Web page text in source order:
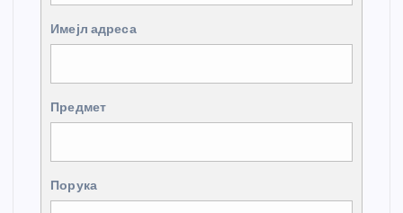
Имејл адреса
Предмет
Порука